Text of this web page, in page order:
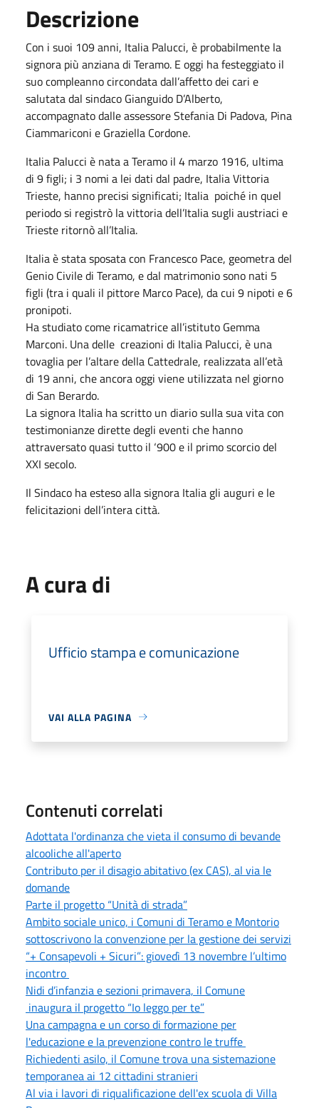
Descrizione
Con i suoi 109 anni, Italia Palucci, è probabilmente la
signora più anziana di Teramo. E oggi ha festeggiato il
suo compleanno circondata dall’affetto dei cari e
salutata dal sindaco Gianguido D’Alberto,
accompagnato dalle assessore Stefania Di Padova, Pina
Ciammariconi e Graziella Cordone.
Italia Palucci è nata a Teramo il 4 marzo 1916, ultima
di 9 figli; i 3 nomi a lei dati dal padre, Italia Vittoria
Trieste, hanno precisi significati; Italia poiché in quel
periodo si registrò la vittoria dell’Italia sugli austriaci e
Trieste ritornò all’Italia.
Italia è stata sposata con Francesco Pace, geometra del
Genio Civile di Teramo, e dal matrimonio sono nati 5
figli (tra i quali il pittore Marco Pace), da cui 9 nipoti e 6
pronipoti.
Ha studiato come ricamatrice all’istituto Gemma
Marconi. Una delle creazioni di Italia Palucci, è una
tovaglia per l’altare della Cattedrale, realizzata all’età
di 19 anni, che ancora oggi viene utilizzata nel giorno
di San Berardo.
La signora Italia ha scritto un diario sulla sua vita con
testimonianze dirette degli eventi che hanno
attraversato quasi tutto il ‘900 e il primo scorcio del
XXI secolo.
Il Sindaco ha esteso alla signora Italia gli auguri e le
felicitazioni dell’intera città.
A cura di
Ufficio stampa e comunicazione
VAI ALLA PAGINA
Contenuti correlati
Adottata l'ordinanza che vieta il consumo di bevande
alcooliche all'aperto
Contributo per il disagio abitativo (ex CAS), al via le
domande
Parte il progetto “Unità di strada”
Ambito sociale unico, i Comuni di Teramo e Montorio
sottoscrivono la convenzione per la gestione dei servizi
“+ Consapevoli + Sicuri”: giovedì 13 novembre l’ultimo
incontro
Nidi d’infanzia e sezioni primavera, il Comune
inaugura il progetto “Io leggo per te”
Una campagna e un corso di formazione per
l'educazione e la prevenzione contro le truffe
Richiedenti asilo, il Comune trova una sistemazione
temporanea ai 12 cittadini stranieri
Al via i lavori di riqualificazione dell'ex scuola di Villa